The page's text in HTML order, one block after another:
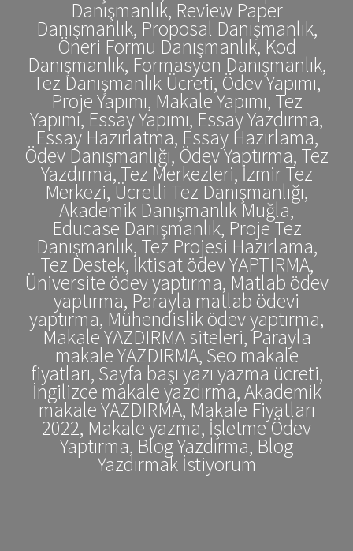
Danışmanlık, Review Paper
Danışmanlık, Proposal Danışmanlık,
Öneri Formu Danışmanlık, Kod
Danışmanlık, Formasyon Danışmanlık,
Tez Danışmanlık Ücreti, Ödev Yapımı,
Proje Yapımı, Makale Yapımı, Tez
Yapımı, Essay Yapımı, Essay Yazdırma,
Essay Hazırlatma, Essay Hazırlama,
Ödev Danışmanlığı, Ödev Yaptırma, Tez
Yazdırma, Tez Merkezleri, İzmir Tez
Merkezi, Ücretli Tez Danışmanlığı,
Akademik Danışmanlık Muğla,
Educase Danışmanlık, Proje Tez
Danışmanlık, Tez Projesi Hazırlama,
Tez Destek, İktisat ödev YAPTIRMA,
Üniversite ödev yaptırma, Matlab ödev
yaptırma, Parayla matlab ödevi
yaptırma, Mühendislik ödev yaptırma,
Makale YAZDIRMA siteleri, Parayla
makale YAZDIRMA, Seo makale
fiyatları, Sayfa başı yazı yazma ücreti,
İngilizce makale yazdırma, Akademik
makale YAZDIRMA, Makale Fiyatları
2022, Makale yazma, İşletme Ödev
Yaptırma, Blog Yazdırma, Blog
Yazdırmak İstiyorum